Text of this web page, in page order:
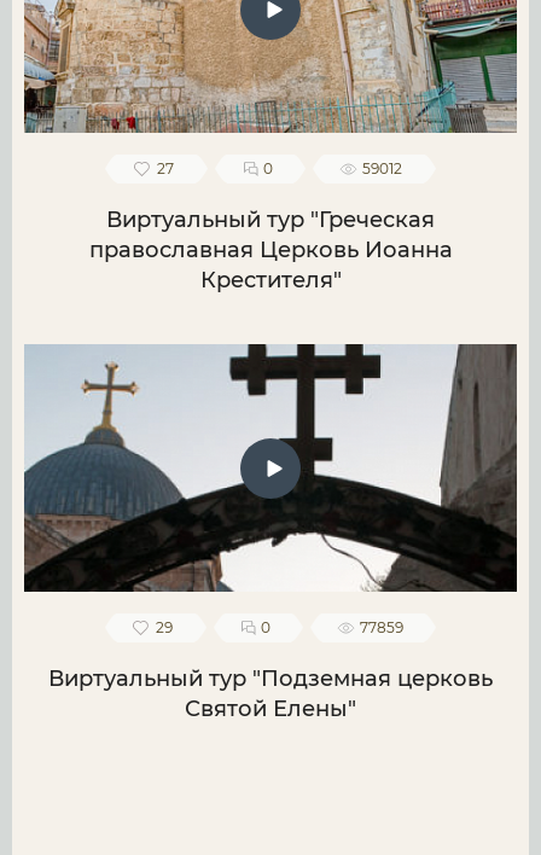
27 0 59012
Виртуальный тур "Греческая
православная Церковь Иоанна
Крестителя"
29 0 77859
Виртуальный тур "Подземная церковь
Святой Елены"